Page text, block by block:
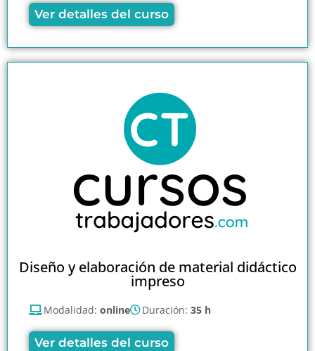
Ver detalles del curso
Diseño y elaboración de material didáctico
impreso
Modalidad: online Duración: 35 h
Ver detalles del curso